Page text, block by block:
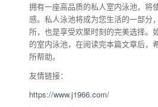
拥有一座高品质的私人室内泳池，将
感。私人泳池将成为您生活的一部分
所，也是享受欢聚时刻的完美选择。
的室内泳池，在阅读完本篇文章后，
所帮助。
友情链接：
https://www.j1966.com/